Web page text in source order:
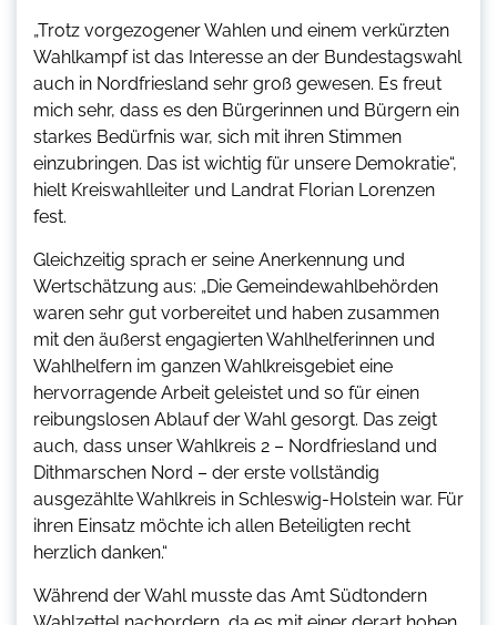
„Trotz vorgezogener Wahlen und einem verkürzten
Wahlkampf ist das Interesse an der Bundestagswahl
auch in Nordfriesland sehr groß gewesen. Es freut
mich sehr, dass es den Bürgerinnen und Bürgern ein
starkes Bedürfnis war, sich mit ihren Stimmen
einzubringen. Das ist wichtig für unsere Demokratie“,
hielt Kreiswahlleiter und Landrat Florian Lorenzen
fest.
Gleichzeitig sprach er seine Anerkennung und
Wertschätzung aus: „Die Gemeindewahlbehörden
waren sehr gut vorbereitet und haben zusammen
mit den äußerst engagierten Wahlhelferinnen und
Wahlhelfern im ganzen Wahlkreisgebiet eine
hervorragende Arbeit geleistet und so für einen
reibungslosen Ablauf der Wahl gesorgt. Das zeigt
auch, dass unser Wahlkreis 2 – Nordfriesland und
Dithmarschen Nord – der erste vollständig
ausgezählte Wahlkreis in Schleswig-Holstein war. Für
ihren Einsatz möchte ich allen Beteiligten recht
herzlich danken.“
Während der Wahl musste das Amt Südtondern